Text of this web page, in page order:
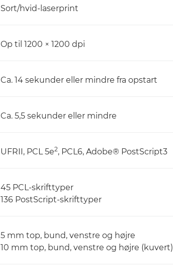
Sort/hvid-laserprint
Op til 1200 × 1200 dpi
Ca. 14 sekunder eller mindre fra opstart
Ca. 5,5 sekunder eller mindre
UFRII, PCL 5e2, PCL6, Adobe® PostScript3
45 PCL-skrifttyper
136 PostScript-skrifttyper
5 mm top, bund, venstre og højre
10 mm top, bund, venstre og højre (kuvert)